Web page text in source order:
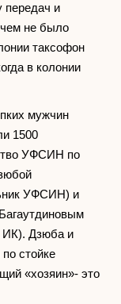
передач и
не было
таксофон
в колонии
мужчин
1500
УФСИН по
УФСИН) и
ИК). Дзюба и
стойке
«хозяин»- это